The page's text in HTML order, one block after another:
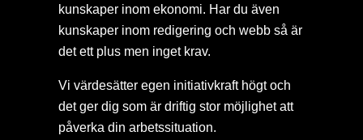
kunskaper inom ekonomi. Har du även
kunskaper inom redigering och webb så är
det ett plus men inget krav.
Vi värdesätter egen initiativkraft högt och
det ger dig som är driftig stor möjlighet att
påverka din arbetssituation.